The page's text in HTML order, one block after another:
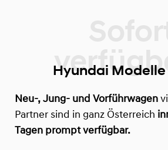
Hyundai
Neu-, Jung- und Vorführwagen
Partner sind in ganz Österreich
Tagen prompt verfügbar.